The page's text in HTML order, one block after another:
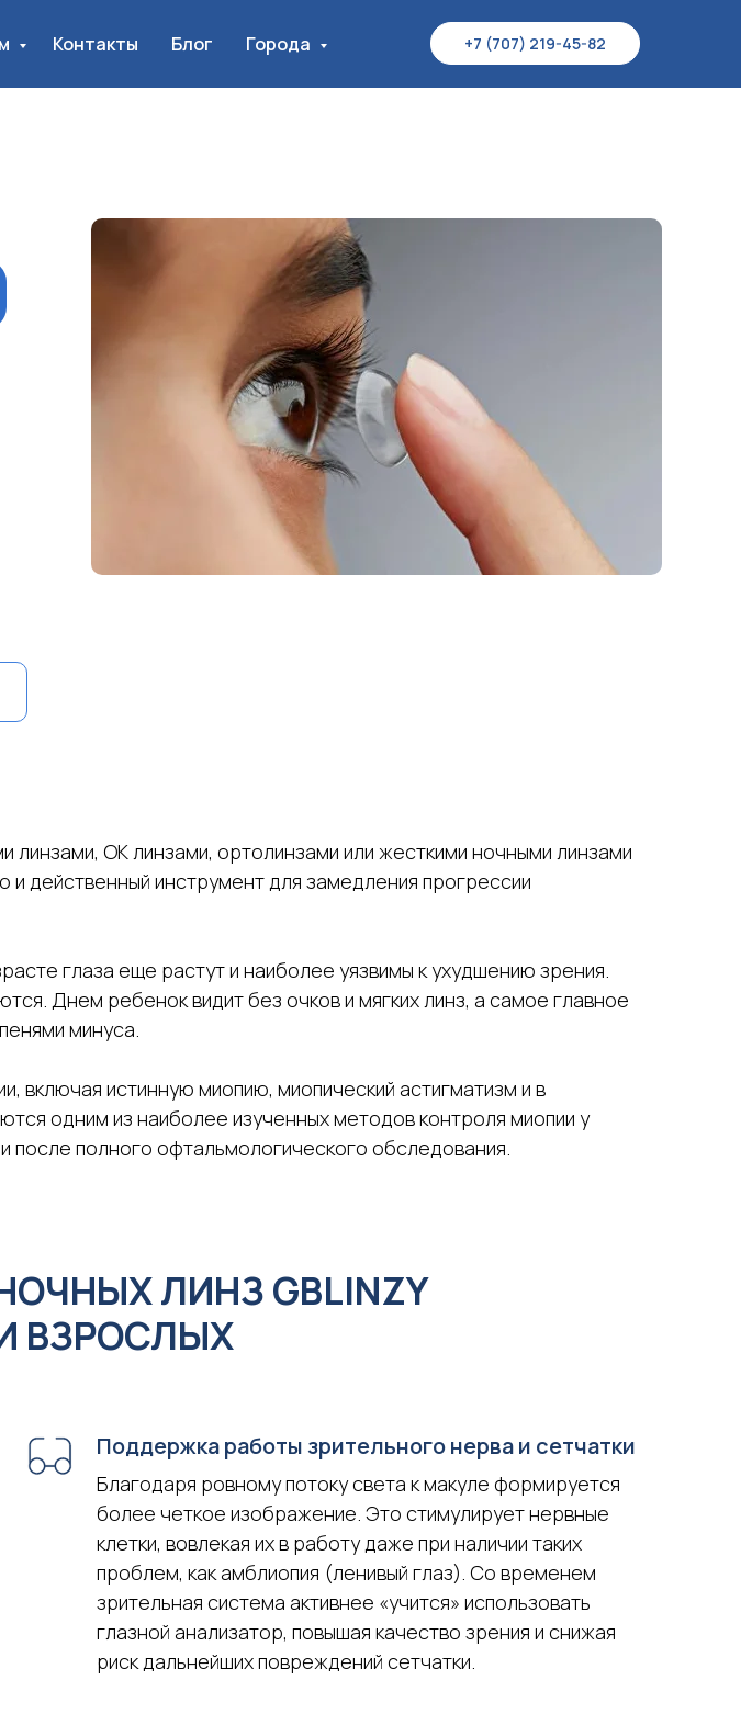
Контакты Блог Города +7 (707) 219-45-82
линзами, ОК линзами, ортолинзами или жесткими ночными линзами
и действенный инструмент для замедления прогрессии
глаза еще растут и наиболее уязвимы к ухудшению зрения.
Днем ребенок видит без очков и мягких линз, а самое главное
минуса.
включая истинную миопию, миопический астигматизм и в
одним из наиболее изученных методов контроля миопии у
после полного офтальмологического обследования.
ЛИНЗ GBLINZY
ВЗРОСЛЫХ
Поддержка работы зрительного нерва и сетчатки
Благодаря ровному потоку света к макуле формируется
более четкое изображение. Это стимулирует нервные
клетки, вовлекая их в работу даже при наличии таких
проблем, как амблиопия (ленивый глаз). Со временем
зрительная система активнее «учится» использовать
глазной анализатор, повышая качество зрения и снижая
риск дальнейших повреждений сетчатки.